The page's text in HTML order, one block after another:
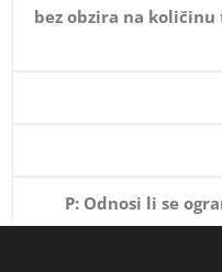
bez obzira na
P: Odnosi li se